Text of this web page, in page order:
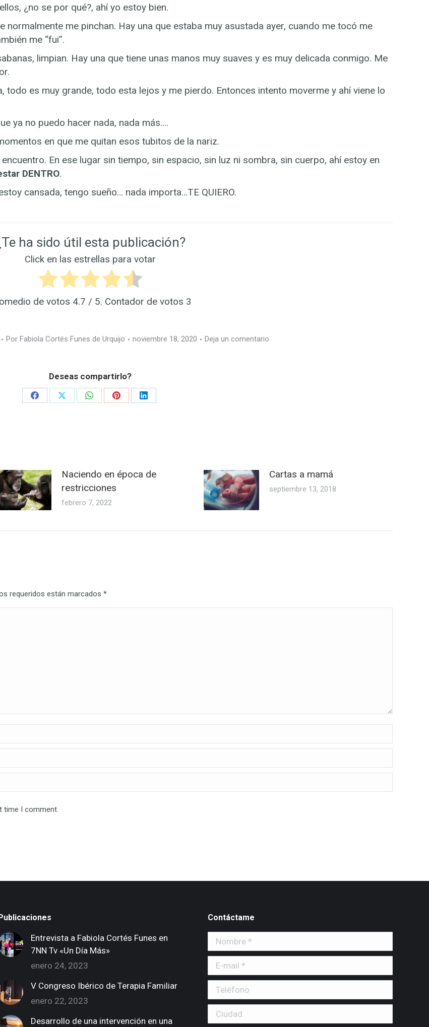
¿no se por qué?, ahí yo estoy bien.
normalmente me pinchan. Hay una que estaba muy asustada ayer, cuando me tocó me
me “fui”.
limpian. Hay una que tiene unas manos muy suaves y es muy delicada conmigo. Me
todo es muy grande, todo esta lejos y me pierdo. Entonces intento moverme y ahí viene lo
ya no puedo hacer nada, nada más….
en que me quitan esos tubitos de la nariz.
En ese lugar sin tiempo, sin espacio, sin luz ni sombra, sin cuerpo, ahí estoy en
DENTRO.
cansada, tengo sueño… nada importa…TE QUIERO.
ha sido útil esta publicación?
Click en las estrellas para votar
de votos 4.7 / 5. Contador de votos 3
Por Fabiola Cortés Funes de Urquijo noviembre 18, 2020 Deja un comentario
Deseas compartirlo?
Share
Share
Share
Share
Share
Naciendo en época de
restricciones
febrero 7, 2022
Cartas a mamá
septiembre 13, 2018
requeridos están marcados *
time I comment.
Publicaciones
Entrevista a Fabiola Cortés Funes en
7NN Tv «Un Día Más»
enero 24, 2023
V Congreso Ibérico de Terapia Familiar
enero 22, 2023
Desarrollo de una intervención en una
Contáctame
Nombre *
E-mail *
Teléfono
Ciudad